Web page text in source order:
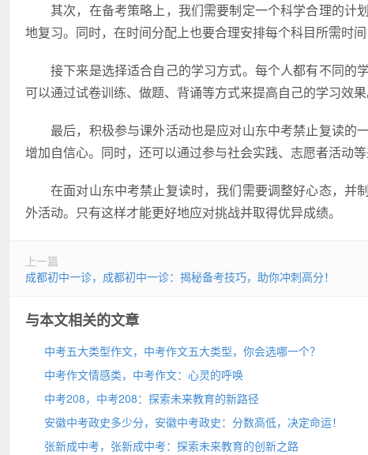
其次，在备考策略上，我们需要制定一个科学合理的计
地复习。同时，在时间分配上也要合理安排每个科目所需时
接下来是选择适合自己的学习方式。每个人都有不同的
可以通过试卷训练、做题、背诵等方式来提高自己的学习效果
最后，积极参与课外活动也是应对山东中考禁止复读的
增加自信心。同时，还可以通过参与社会实践、志愿者活动等
在面对山东中考禁止复读时，我们需要调整好心态，并
外活动。只有这样才能更好地应对挑战并取得优异成绩。
上一篇
成都初中一诊，成都初中一诊：揭秘备考技巧，助你冲刺高分！
与本文相关的文章
中考五大类型作文，中考作文五大类型，你会选哪一个？
中考作文情感类，中考作文：心灵的呼唤
中考208，中考208：探索未来教育的新路径
安徽中考政史多少分，安徽中考政史：分数高低，决定命运！
张新成中考，张新成中考：探索未来教育的创新之路